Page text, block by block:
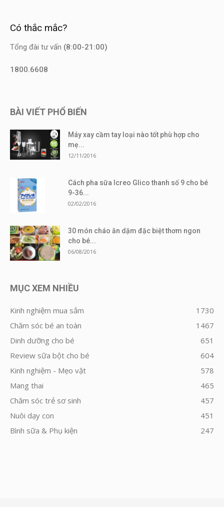
Có thắc mắc?
Tổng đài tư vấn (8:00-21:00)
1800.6608
BÀI VIẾT PHỔ BIẾN
Máy xay cầm tay loại nào tốt phù hợp cho
mẹ...
12/11/2016
Cách pha sữa Icreo Glico thanh số 9 cho bé
9-36...
02/02/2016
30 món cháo ăn dặm đặc biệt thơm ngon
cho bé...
06/08/2016
MỤC XEM NHIỀU
Kinh nghiệm mua sắm
1730
Chăm sóc bé an toàn
1467
Dinh dưỡng cho bé
651
Review sữa bột cho bé
604
Kinh nghiệm - Mẹo vặt
578
Mang thai
465
Chăm sóc trẻ sơ sinh
457
Nuôi dạy con
451
Bình sữa & Phụ kiện
247